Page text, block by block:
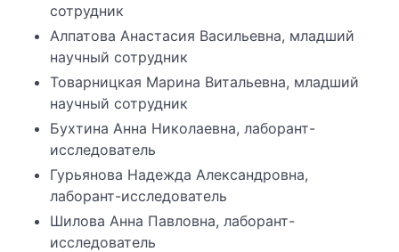
сотрудник
Алпатова Анастасия Васильевна, младший
научный сотрудник
Товарницкая Марина Витальевна, младший
научный сотрудник
Бухтина Анна Николаевна, лаборант-
исследователь
Гурьянова Надежда Александровна,
лаборант-исследователь
Шилова Анна Павловна, лаборант-
исследователь